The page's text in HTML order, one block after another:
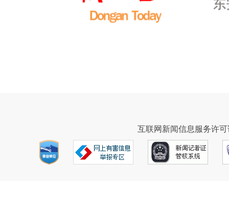
互联网新闻信息服务许可